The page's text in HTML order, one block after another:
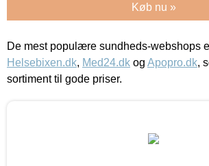
Køb nu »
De mest populære sundheds-webshops
Helsebixen.dk, Med24.dk og Apopro.dk,
sortiment til gode priser.